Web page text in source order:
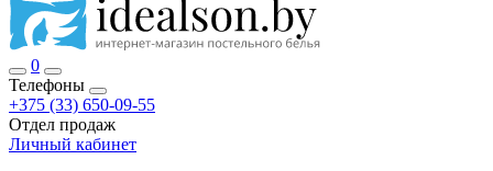
0
Телефоны
+375 (33) 650-09-55
Отдел продаж
Личный кабинет